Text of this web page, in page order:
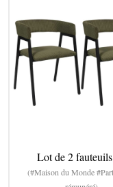
Lot de 2
(#Maison du Monde